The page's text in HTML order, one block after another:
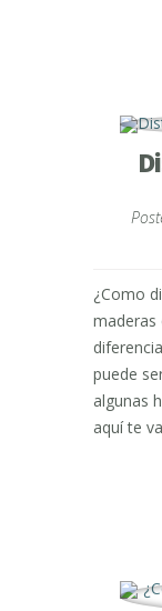
¿Como
maderas
puede
algunas
aquí te